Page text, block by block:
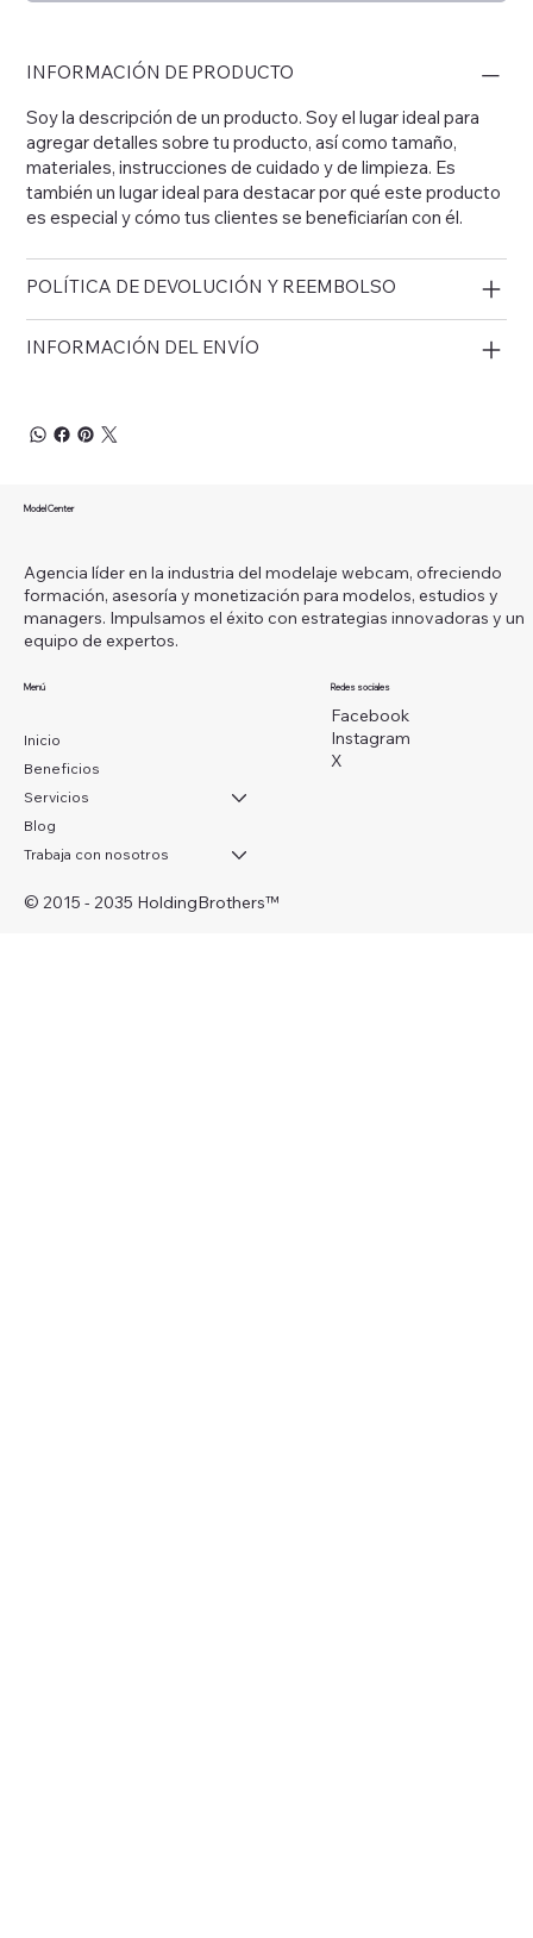
INFORMACIÓN DE PRODUCTO
Soy la descripción de un producto. Soy el lugar ideal para
agregar detalles sobre tu producto, así como tamaño,
materiales, instrucciones de cuidado y de limpieza. Es
también un lugar ideal para destacar por qué este producto
es especial y cómo tus clientes se beneficiarían con él.
POLÍTICA DE DEVOLUCIÓN Y REEMBOLSO
INFORMACIÓN DEL ENVÍO
Model Center
Agencia líder en la industria del modelaje webcam, ofreciendo
formación, asesoría y monetización para modelos, estudios y
managers. Impulsamos el éxito con estrategias innovadoras y un
equipo de expertos.
Menú
Inicio
Beneficios
Servicios
Blog
Trabaja con nosotros
Redes sociales
Facebook
Instagram
X
© 2015 - 2035 HoldingBrothers™